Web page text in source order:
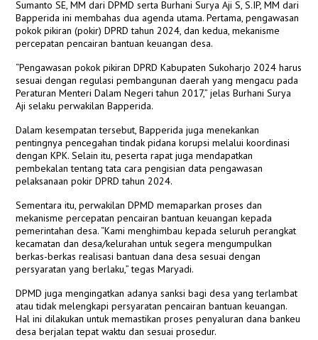
Sumanto SE, MM dari DPMD serta Burhani Surya Aji S, S.IP, MM dari
Bapperida ini membahas dua agenda utama. Pertama, pengawasan
pokok pikiran (pokir) DPRD tahun 2024, dan kedua, mekanisme
percepatan pencairan bantuan keuangan desa.
“Pengawasan pokok pikiran DPRD Kabupaten Sukoharjo 2024 harus
sesuai dengan regulasi pembangunan daerah yang mengacu pada
Peraturan Menteri Dalam Negeri tahun 2017,” jelas Burhani Surya
Aji selaku perwakilan Bapperida.
Dalam kesempatan tersebut, Bapperida juga menekankan
pentingnya pencegahan tindak pidana korupsi melalui koordinasi
dengan KPK. Selain itu, peserta rapat juga mendapatkan
pembekalan tentang tata cara pengisian data pengawasan
pelaksanaan pokir DPRD tahun 2024.
Sementara itu, perwakilan DPMD memaparkan proses dan
mekanisme percepatan pencairan bantuan keuangan kepada
pemerintahan desa. “Kami menghimbau kepada seluruh perangkat
kecamatan dan desa/kelurahan untuk segera mengumpulkan
berkas-berkas realisasi bantuan dana desa sesuai dengan
persyaratan yang berlaku,” tegas Maryadi.
DPMD juga mengingatkan adanya sanksi bagi desa yang terlambat
atau tidak melengkapi persyaratan pencairan bantuan keuangan.
Hal ini dilakukan untuk memastikan proses penyaluran dana bankeu
desa berjalan tepat waktu dan sesuai prosedur.